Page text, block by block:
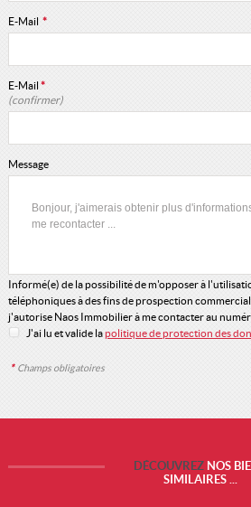
E-Mail *
E-Mail*
(confirmer)
Message
Informé(e) de la possibilité de m'opposer à
téléphoniques à des fins de prospection
j'autorise Naos Immobilier à me contacter au
J'ai lu et valide lapolitique de protection des
* Champs obligatoires
DÉCOUVREZ NOS
SIMILAIRES ...